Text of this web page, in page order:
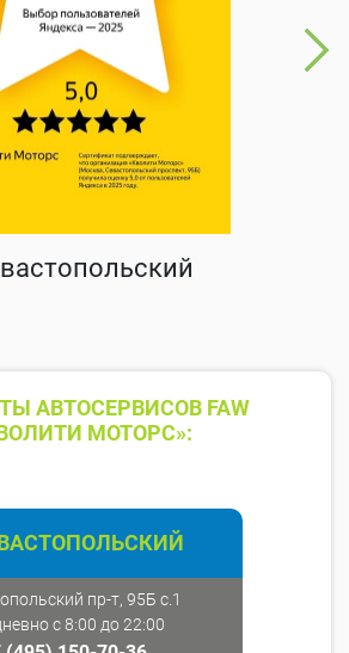
АВТОСЕРВИСОВ FAW
МОТОРС»:
пр-т, 95Б с.1
с 8:00 до 22:00